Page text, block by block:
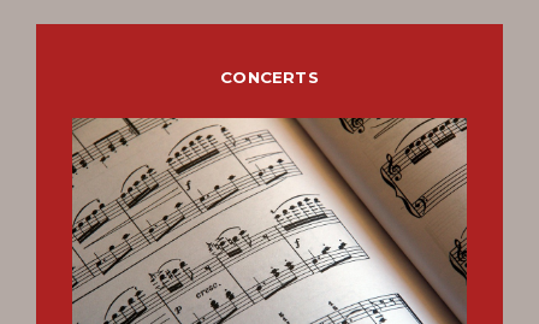
CONCERTS